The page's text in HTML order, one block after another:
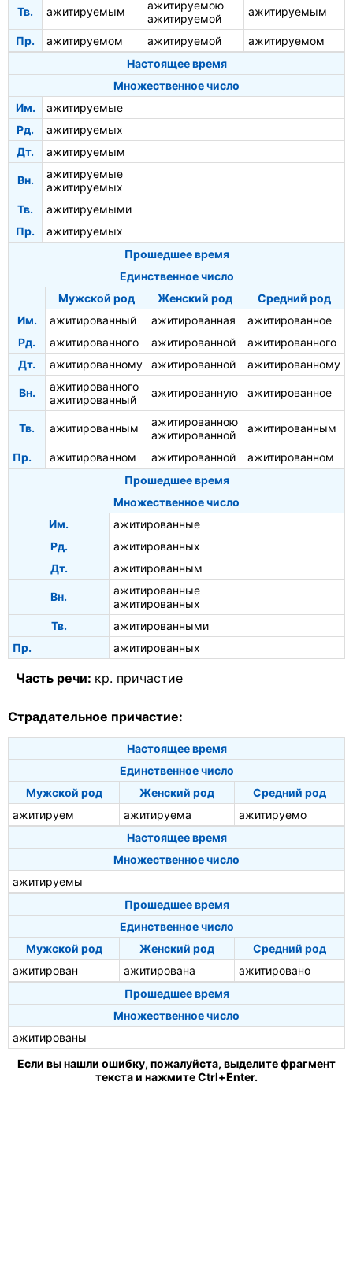
Тв. ажитируемым
ажитируемою
ажитируемой
ажитируемым
Пр. ажитируемом ажитируемой
ажитируемом
Настоящее время
Множественное число
Им.
ажитируемые
Рд.
ажитируемых
Дт.
ажитируемым
Вн.
ажитируемые
ажитируемых
Тв.
ажитируемыми
Пр.
ажитируемых
Прошедшее время
Единственное число
Мужской род
Женский род
Средний род
Им.
ажитированный ажитированная
ажитированное
Рд.
ажитированного ажитированной
ажитированного
Дт.
ажитированному ажитированной ажитированному
Вн.
ажитированного
ажитированный
ажитированную ажитированное
Тв. ажитированным
ажитированною
ажитированной
ажитированным
Пр. ажитированном ажитированной
ажитированном
Прошедшее время
Множественное число
Им.
ажитированные
Рд.
ажитированных
Дт.
ажитированным
Вн.
ажитированные
ажитированных
Тв.
ажитированными
Пр.
ажитированных
Часть речи: кр. причастие
Страдательное причастие:
Настоящее время
Единственное число
Мужской род
Женский род
Средний род
ажитируем
ажитируема
ажитируемо
Настоящее время
Множественное число
ажитируемы
Прошедшее время
Единственное число
Мужской род
Женский род
Средний род
ажитирован
ажитирована
ажитировано
Прошедшее время
Множественное число
ажитированы
Если вы нашли ошибку, пожалуйста, выделите фрагмент
текста и нажмите Ctrl+Enter.